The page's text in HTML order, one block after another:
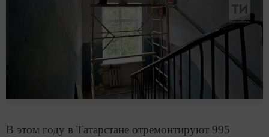
В этом году в Татарстане отремонтируют 995